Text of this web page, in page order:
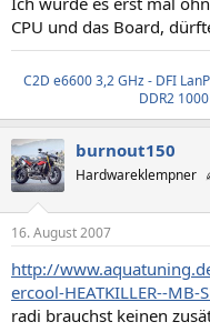
CPU und das Board,
C2D e6600 3,2 GHz - DFI
DDR2
burnout150
Hardwareklempner
16. August 2007
http://
ercool-HEATKILLER--MB-
radi brauchst keinen